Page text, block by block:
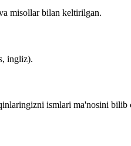
misollar bilan keltirilgan.
ingliz).
ismlari ma'nosini bilib